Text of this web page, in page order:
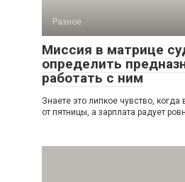
Разное
Миссия в матрице
определить
работать с ним
Знаете это липкое чувство, когда
от пятницы, а зарплата радует